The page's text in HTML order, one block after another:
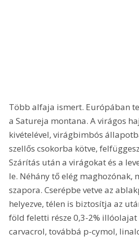
Több alfaja ismert. Európában
a Satureja montana. A virágos
kivételével, virágbimbós
szellős csokorba kötve,
Szárítás után a virágokat és a
le. Néhány tő elég maghozónak,
szapora. Cserépbe vetve az
helyezve, télen is biztosítja az
föld feletti része 0,3-2% illóolajat
carvacrol, továbbá p-cymol,